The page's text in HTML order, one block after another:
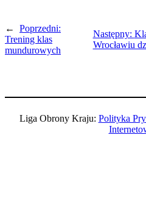
←
Poprzedni:
Trening klas
mundurowych
Następny:
Wrocławiu
Liga Obrony Kraju: Polityka